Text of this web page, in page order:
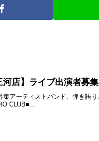
店】ライブ出演者募集
アーティストバンド、弾き語
CLUB■...